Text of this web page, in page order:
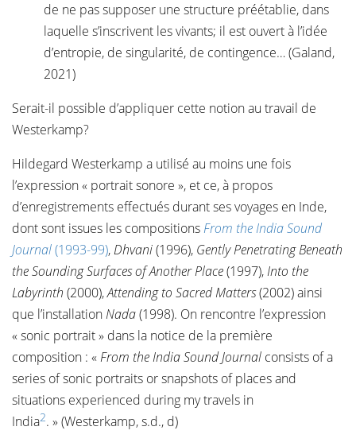
de ne pas supposer une structure préétablie, dans
laquelle s’inscrivent les vivants; il est ouvert à l’idée
d’entropie, de singularité, de contingence… (Galand,
2021)
Serait-il possible d’appliquer cette notion au travail de
Westerkamp?
Hildegard Westerkamp a utilisé au moins une fois
l’expression « portrait sonore », et ce, à propos
d’enregistrements effectués durant ses voyages en Inde,
dont sont issues les compositions From the India Sound
Journal(1993-99),Dhvani(1996), Gently Penetrating Beneath
the Sounding Surfaces of Another Place(1997),Into the
Labyrinth (2000),Attending to Sacred Matters(2002) ainsi
que l’installationNada(1998). On rencontre l’expression
« sonic portrait » dans la notice de la première
composition : «From the India Sound Journal consists of a
series of sonic portraits or snapshots of places and
situations experienced during my travels in
India2. » (Westerkamp, s.d., d)